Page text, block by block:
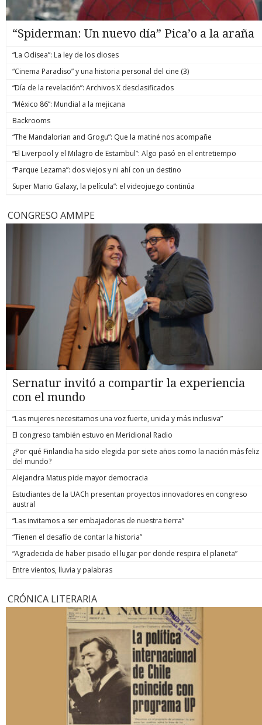
“Spiderman: Un nuevo día” Pica’o a la araña
“La Odisea”: La ley de los dioses
“Cinema Paradiso” y una historia personal del cine (3)
“Día de la revelación”: Archivos X desclasificados
“México 86”: Mundial a la mejicana
Backrooms
“The Mandalorian and Grogu”: Que la matiné nos acompañe
“El Liverpool y el Milagro de Estambul”: Algo pasó en el entretiempo
“Parque Lezama”: dos viejos y ni ahí con un destino
Super Mario Galaxy, la película”: el videojuego continúa
CONGRESO AMMPE
Sernatur invitó a compartir la experiencia
con el mundo
“Las mujeres necesitamos una voz fuerte, unida y más inclusiva”
El congreso también estuvo en Meridional Radio
¿Por qué Finlandia ha sido elegida por siete años como la nación más feliz
del mundo?
Alejandra Matus pide mayor democracia
Estudiantes de la UACh presentan proyectos innovadores en congreso
austral
“Las invitamos a ser embajadoras de nuestra tierra”
“Tienen el desafío de contar la historia”
“Agradecida de haber pisado el lugar por donde respira el planeta”
Entre vientos, lluvia y palabras
CRÓNICA LITERARIA